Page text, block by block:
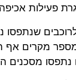
פעילות
שנתפסו
750 שקל, ובמספר
מסכנים